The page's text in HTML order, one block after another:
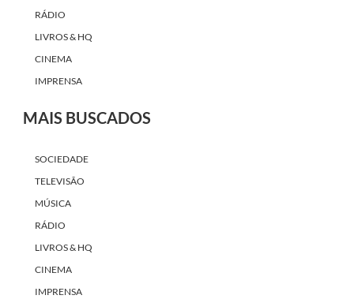
RÁDIO
LIVROS & HQ
CINEMA
IMPRENSA
MAIS BUSCADOS
SOCIEDADE
TELEVISÃO
MÚSICA
RÁDIO
LIVROS & HQ
CINEMA
IMPRENSA